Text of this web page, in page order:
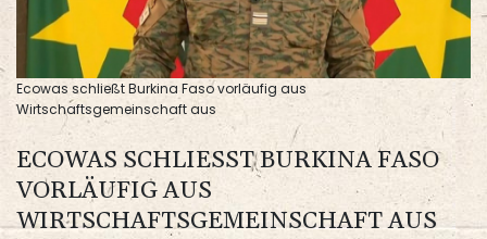
Ecowas schließt Burkina Faso vorläufig aus
Wirtschaftsgemeinschaft aus
ECOWAS SCHLIESST BURKINA FASO V
ORLÄUFIG AUS W
IRTSCHAFTSGEMEINSCHAFT AUS